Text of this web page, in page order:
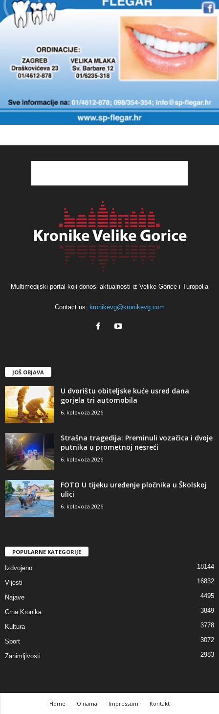
Multimedijski portal koji donosi aktualnosti iz Velike Gorice i Turopolja
Contact us: kronikevg@kronikevg.com
JOŠ OBJAVA
U dvorištu obiteljske kuće usred dana
gorjela tri automobila
6. kolovoza 2026
Strašna tragedija: Preminuli vozačica i dvoje
putnika u prometnoj nesreći
6. kolovoza 2026
FOTO U tijeku uređenje pločnika u Školskoj
ulici
6. kolovoza 2026
POPULARNE KATEGORIJE
Izdvojeno 18144
Vijesti 16832
Najave 4495
Crna Kronika 3849
Kultura 3778
Sport 3072
Zanimljivosti 2983
Home O nama Impressum Kontakt